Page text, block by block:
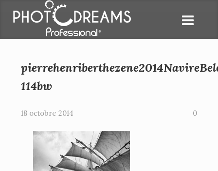
114bw
18 octobre 2014 0